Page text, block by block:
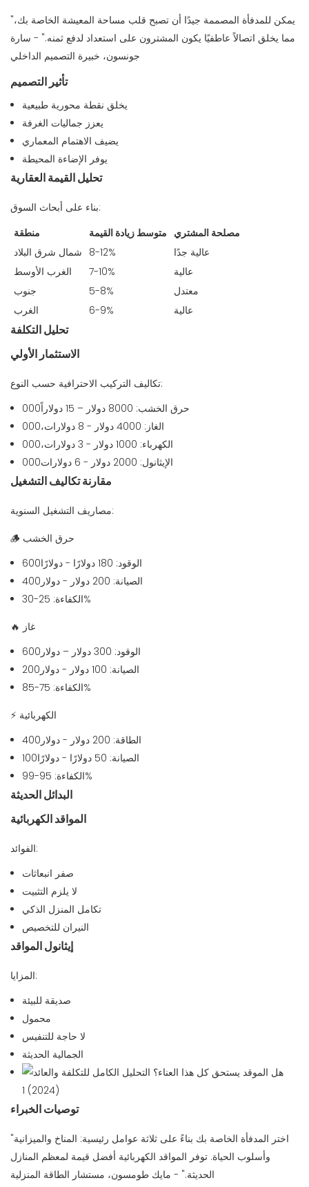
"يمكن للمدفأة المصممة جيدًا أن تصبح قلب مساحة المعيشة الخاصة بك،
مما يخلق اتصالاً عاطفيًا يكون المشترون على استعداد لدفع ثمنه." - سارة
جونسون، خبيرة التصميم الداخلي
تأثير التصميم
يخلق نقطة محورية طبيعية
يعزز جماليات الغرفة
يضيف الاهتمام المعماري
يوفر الإضاءة المحيطة
تحليل القيمة العقارية
بناء على أبحاث السوق:
منطقة
متوسط ​​زيادة القيمة مصلحة المشتري
شمال شرق البلاد 8-12%
عالية جدًا
الغرب الأوسط
7-10%
عالية
جنوب
5-8%
معتدل
الغرب
6-9% عالية
تحليل التكلفة
الاستثمار الأولي
تكاليف التركيب الاحترافية حسب النوع:
حرق الخشب: 8000 دولار – 15 دولاراً000
الغاز: 4000 دولار - 8 دولارات،000
الكهرباء: 1000 دولار - 3 دولارات،000
الإيثانول: 2000 دولار - 6 دولارات000
مقارنة تكاليف التشغيل
مصاريف التشغيل السنوية:
🪵 حرق الخشب
الوقود: 180 دولارًا - دولارًا600
الصيانة: 200 دولار - دولار400
الكفاءة: 25-30%
🔥 غاز
الوقود: 300 دولار – دولار600
الصيانة: 100 دولار - دولار200
الكفاءة: 75-85%
⚡ الكهربائية
الطاقة: 200 دولار - دولار400
الصيانة: 50 دولارًا - دولارًا100
الكفاءة: 95-99%
البدائل الحديثة
المواقد الكهربائية
الفوائد:
صفر انبعاثات
لا يلزم التثبيت
تكامل المنزل الذكي
النيران للتخصيص
إيثانول المواقد
المزايا:
صديقة للبيئة
محمول
لا حاجة للتنفيس
الجمالية الحديثة
توصيات الخبراء
"اختر المدفأة الخاصة بك بناءً على ثلاثة عوامل رئيسية: المناخ والميزانية
وأسلوب الحياة. توفر المواقد الكهربائية أفضل قيمة لمعظم المنازل
الحديثة." - مايك طومسون، مستشار الطاقة المنزلية